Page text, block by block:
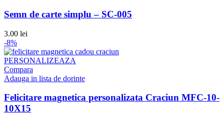
Semn de carte simplu – SC-005
3.00 lei
-8%
PERSONALIZEAZA
Compara
Adauga in lista de dorinte
Felicitare magnetica personalizata Craciun MFC-10-
10X15